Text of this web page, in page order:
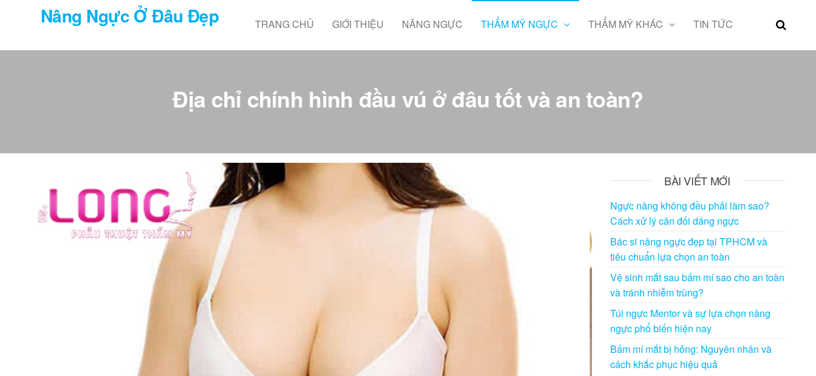
dung
Nâng Ngực Ở Đâu Đẹp TRANG CHỦ GIỚI THIỆU NÂNG NGỰC THẨM MỸ NGỰC THẨM MỸ KHÁC TIN TỨC
Địa chỉ chính hình đầu vú ở đâu tốt và an toàn?
BÀI VIẾT MỚI
Ngực nâng không đều phải làm sao?
Cách xử lý cân đối dáng ngực
Bác sĩ nâng ngực đẹp tại TPHCM và
tiêu chuẩn lựa chọn an toàn
Vệ sinh mắt sau bấm mí sao cho an toàn
và tránh nhiễm trùng?
Túi ngực Mentor và sự lựa chọn nâng
ngực phổ biến hiện nay
Bấm mí mắt bị hỏng: Nguyên nhân và
cách khắc phục hiệu quả